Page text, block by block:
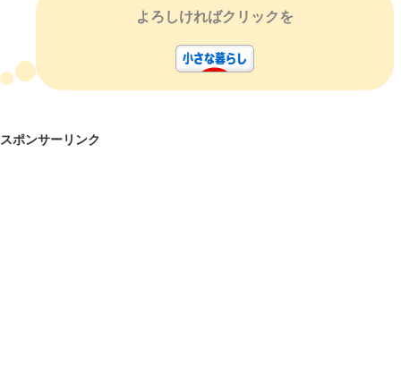
よろしければクリックを
スポンサーリンク